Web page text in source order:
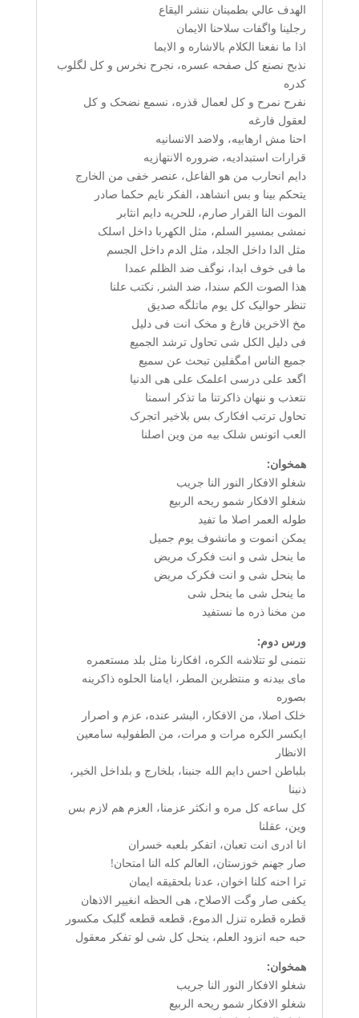
الهدف عالي بطمینان ننشر الیقاع
رجلینا واگفات سلاحنا الایمان
اذا ما نفعنا الکلام بالاشاره و الایما
نذبح نصنع کل صفحه عسره، نجرح نخرس و کل لگلوب
کدره
نفرح نمرح و کل لعمال قذره، نسمع نضحک و کل
لعقول فارغه
احنا مش ارهابیه، ولاضد الانسانیه
قرارات استبدادیه، ضروره الانتهازیه
دایم انحارب من هو الفاعل، عنصر خفی من الخارج
یتحکم بینا و بس انشاهد، الفکر نایم حکما صادر
الموت النا القرار صارم، للحریه دایم انثابر
نمشی بمسیر السلم، مثل الکهربا داخل اسلک
مثل الدا داخل الجلد، مثل الدم داخل الجسم
ما فی خوف ابدا، نوگف ضد الظلم عمدا
هذا الصوت الکم سندا، ضد الشر, نکتب علنا
تنظر حوالیک کل یوم ماتلگه صدیق
مخ الاخرین فارغ و مخک انت فی دلیل
فی دلیل الکل شی تحاول ترشد الجمیع
جمیع الناس امگفلین تبحث عن سمیع
اگعد علی درسی اعلمک علی هی الدنیا
نتعذب و ننهان ذاکرتنا ما تذکر اسمنا
تحاول ترتب افکارک بس بلاخیر اتجرک
العب اتونس شلک بیه من وین اصلنا
همخوان:
شغلو الافکار النور النا جریب
شغلو الافکار شمو ریحه الربیع
طوله العمر اصلا ما تفید
یمکن انموت و مانشوف یوم جمیل
ما ینحل شی و انت فکرک مریض
ما ینحل شی و انت فکرک مریض
ما ینحل شی ما ینحل شی
من مخنا ذره ما نستفید
ورس دوم:
نتمنی لو تتلاشه الکره، افکارنا مثل بلد مستعمره
مای بیدنه و منتظرین المطر، ایامنا الحلوه ذاکرینه
بصوره
خلک اصلا، من الافکار، البشر عنده، عزم و اصرار
ایکسر الکره مرات و مرات، من الطفولیه سامعین
الانظار
بلباطن احس دایم الله جنبنا، بلخارج و بلداخل الخیر،
ذنبنا
کل ساعه کل مره و انکثر عزمنا، العزم هم لازم بس
وین، عقلنا
انا ادری انت تعبان، اتفکر بلعبه خسران
صار جهنم خوزستان، العالم کله النا امتحان!
ترا احنه کلنا اخوان، عدنا بلحقیقه ایمان
یکفی صار وگت الاصلاح، هی الحظه انغییر الاذهان
قطره قطره تنزل الدموع، قطعه قطعه گلبک مکسور
حبه حبه انزود العلم، ینحل کل شی لو تفکر معقول
همخوان:
شغلو الافکار النور النا جریب
شغلو الافکار شمو ریحه الربیع